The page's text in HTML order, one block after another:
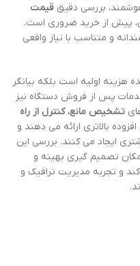
بررسی دقیق قیمت
پیش از خرید ضروری است.
و متناسب با نیاز واقعی
هزینه اولیه است بلکه بیانگر
پس از فروش دستگاه نیز
تشخیص مانع، کنترل از راه
بالاتری ارائه می دهند و
ایجاد می کنند. بررسی این
تصمیم گیری بهینه و
و تجربه مدیریت ترافیک و